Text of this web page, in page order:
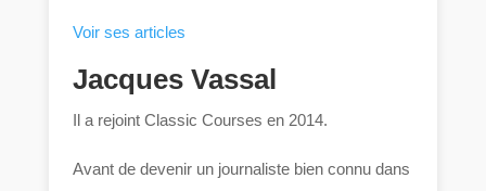
Voir ses articles
Jacques Vassal
Il a rejoint Classic Courses en 2014.
Avant de devenir un journaliste bien connu dans